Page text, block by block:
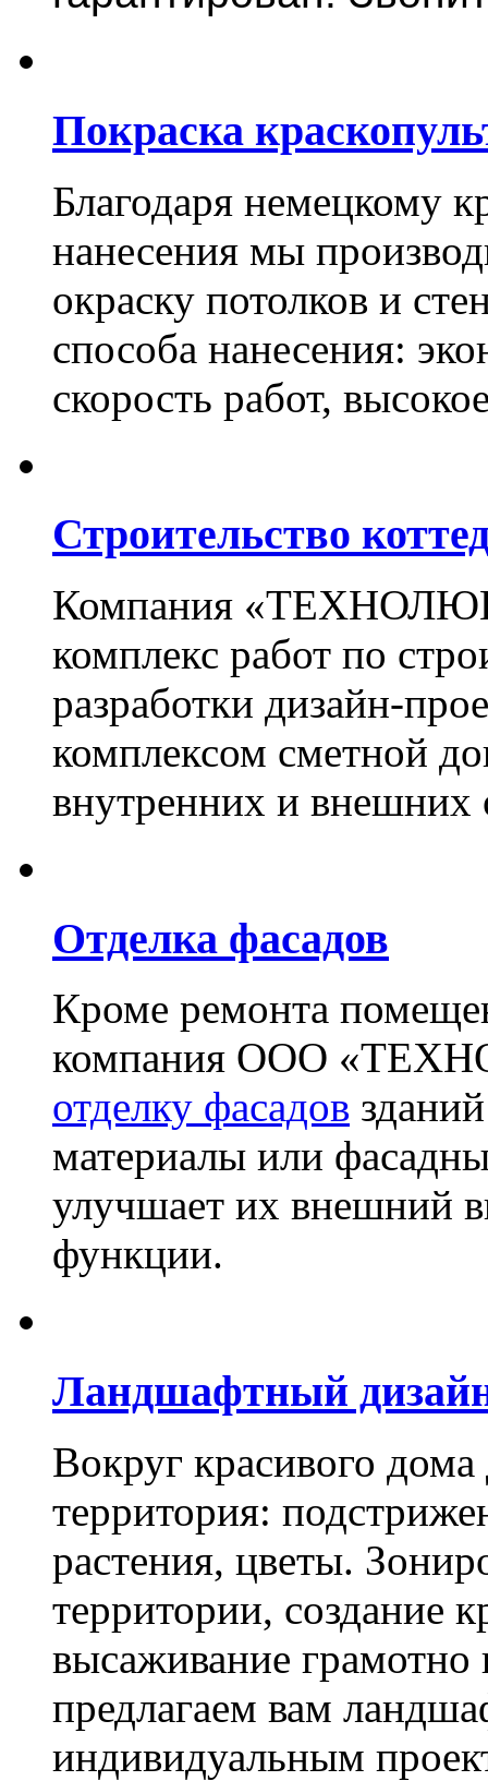
Покраска
Благодаря немецкому
нанесения мы
окраску потолков и
способа нанесения:
скорость работ,
Строительство
Компания
комплекс работ по
разработки дизайн-
комплексом сметной
внутренних и внешних
Отделка фасадов
Кроме ремонта
компания ООО
отделку фасадов
материалы или
улучшает их внешний
функции.
Ландшафтный
Вокруг красивого
территория:
растения, цветы.
территории, создание
высаживание
предлагаем вам
индивидуальным